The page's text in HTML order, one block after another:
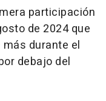
participación
de 2024 que
durante el
debajo del